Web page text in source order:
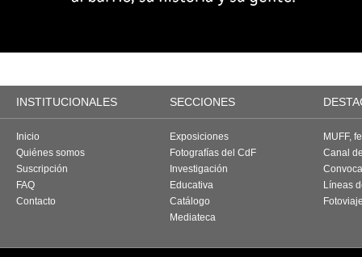
INSTITUCIONALES SECCIONES
Inicio
Quiénes somos
Suscripción
FAQ
Contacto
Exposiciones
Fotografías del CdF
Investigación
Educativa
Catálogo
Mediateca
MUFF,
Canal
Líneas